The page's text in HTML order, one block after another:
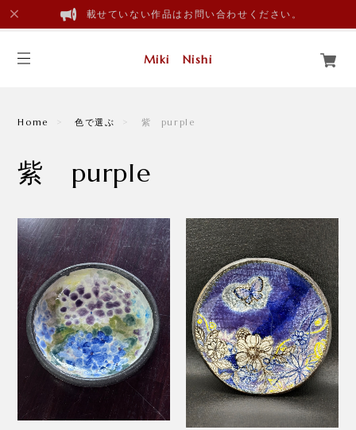
載せていない作品はお問い合わせください。
Miki Nishi
Home 色で選ぶ 紫 purple
紫 purple